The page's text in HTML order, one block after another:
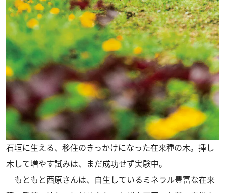
石垣に生える、移住のきっかけになった在来種の木。挿し
木して増やす試みは、まだ成功せず実験中。
もともと西原さんは、自生しているミネラル豊富な在来